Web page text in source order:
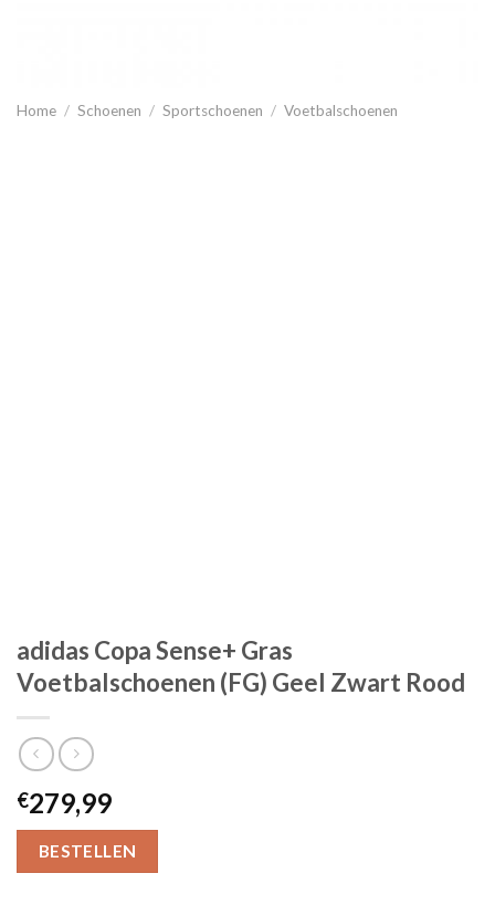
Home / Schoenen / Sportschoenen / Voetbalschoenen
adidas Copa Sense+ Gras
Voetbalschoenen (FG) Geel Zwart Rood
€279,99
BESTELLEN